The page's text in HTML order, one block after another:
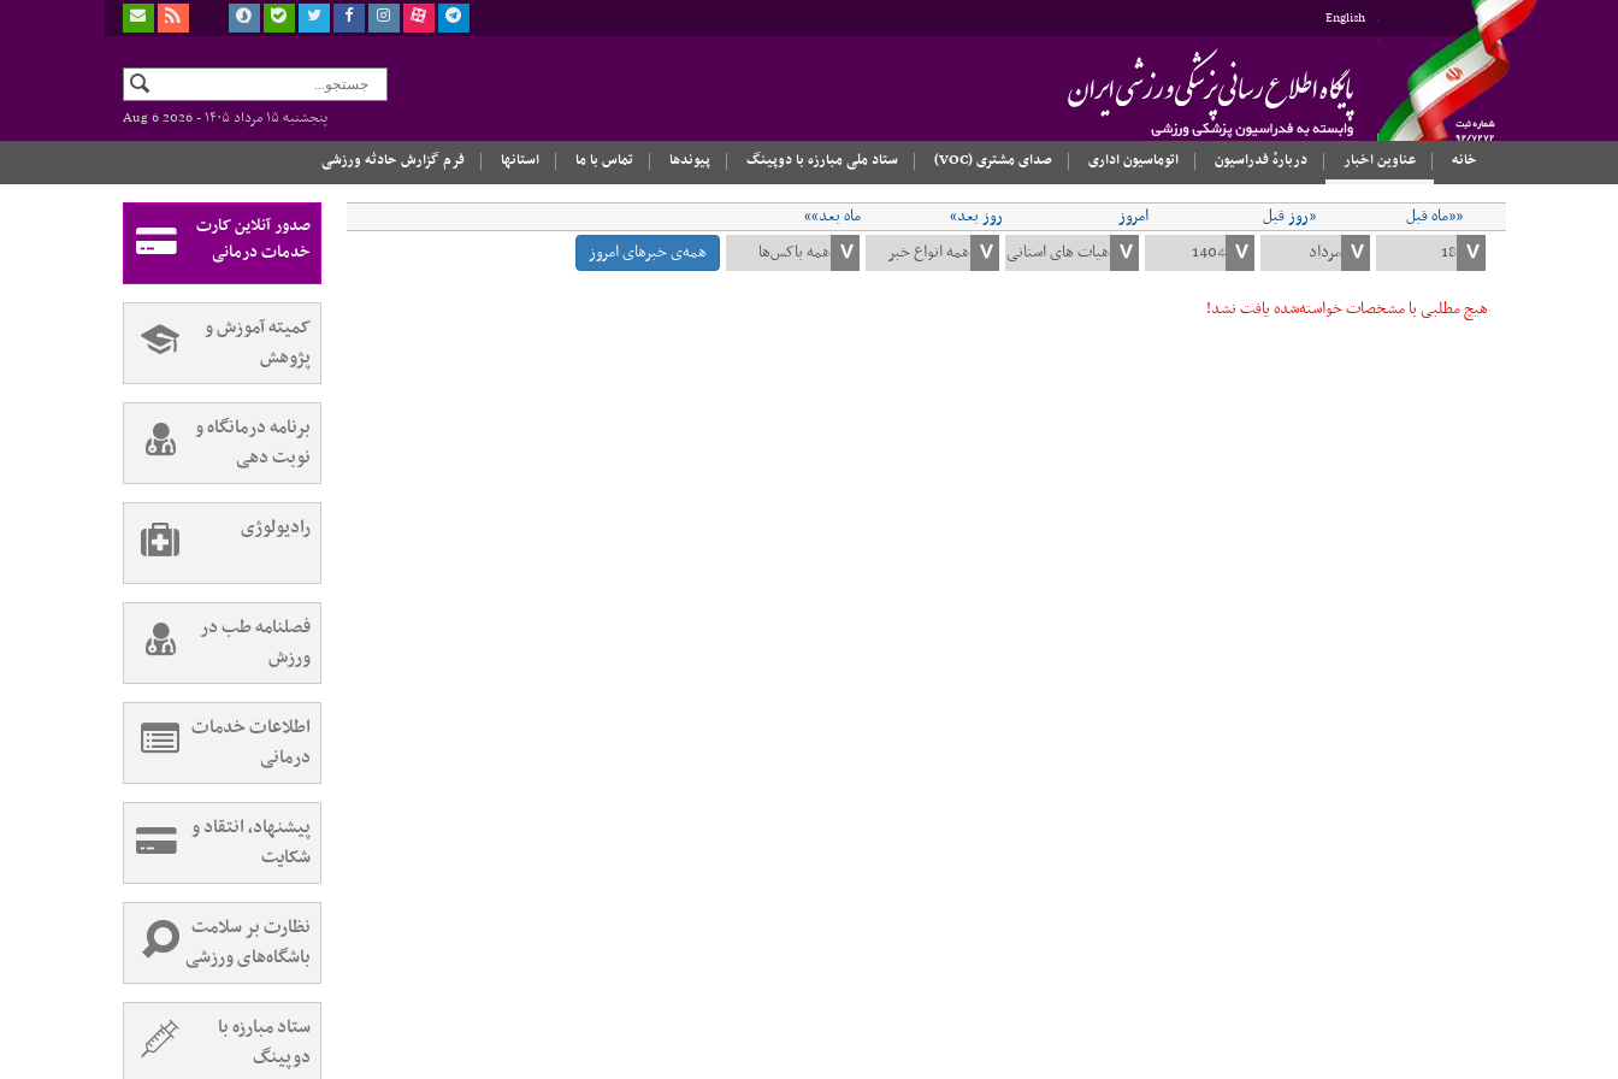
English
پنجشنبه ۱۵ مرداد ۱۴۰۵ -
Aug 6 2026
خانه
عناوین اخبار دربارهٔ فدراسیون اتوماسیون اداری صدای مشتری (VOC) ستاد ملی مبارزه با دوپینگ پیوندها تماس با ما استانها فرم گزارش حادثه ورزشی
««ماه قبل «روز قبل امروز روز بعد»
ماه بعد»»
همه‌ی خبرهای امروز
هیچ مطلبی با مشخصات خواسته‌شده یافت نشد!
صدور آنلاین کارت
خدمات درمانی
کمیته آموزش و
پژوهش
برنامه درمانگاه و
نوبت دهی
رادیولوژی
فصلنامه طب در
ورزش
اطلاعات خدمات
درمانی
پیشنهاد، انتقاد و
شکایت
نظارت بر سلامت
باشگاه‌های ورزشی
ستاد مبارزه با
دوپینگ